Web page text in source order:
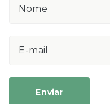
Enviar